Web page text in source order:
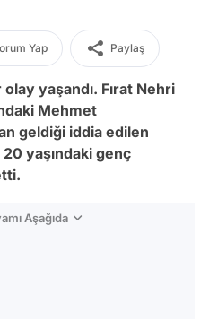
Yap Paylaş
yaşandı. Fırat Nehri
Mehmet
geldiği iddia edilen
yaşındaki genç
Aşağıda